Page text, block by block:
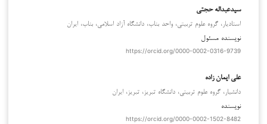
سیدعبداله حجتی
استادیار، گروه علوم تربیتی، واحد بناب، دانشگاه آزاد اسلامی، بناب، ایران
نویسنده مسئول
https://orcid.org/0000-0002-0316-9739
علی ایمان زاده
دانشیار، گروه علوم تربیتی، دانشگاه تبریز، تبریز، ایران
نویسنده
https://orcid.org/0000-0002-1502-8482